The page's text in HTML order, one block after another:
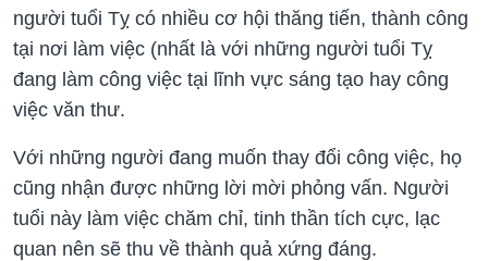
người tuổi Tỵ có nhiều cơ hội thăng tiến, thành công
tại nơi làm việc (nhất là với những người tuổi Tỵ
đang làm công việc tại lĩnh vực sáng tạo hay công
việc văn thư.
Với những người đang muốn thay đổi công việc, họ
cũng nhận được những lời mời phỏng vấn. Người
tuổi này làm việc chăm chỉ, tinh thần tích cực, lạc
quan nên sẽ thu về thành quả xứng đáng.